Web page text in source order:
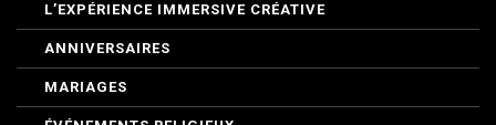
L’EXPÉRIENCE IMMERSIVE CRÉATIVE
ANNIVERSAIRES
MARIAGES